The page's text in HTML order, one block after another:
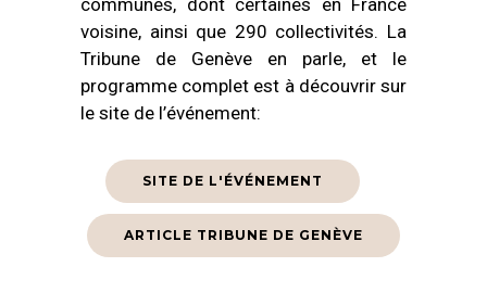
voisine, ainsi que 290 collectivités. La
Tribune de Genève en parle, et le
programme complet est à découvrir sur
le site de l’événement:
SITE DE L'ÉVÉNEMENT
ARTICLE TRIBUNE DE GENÈVE